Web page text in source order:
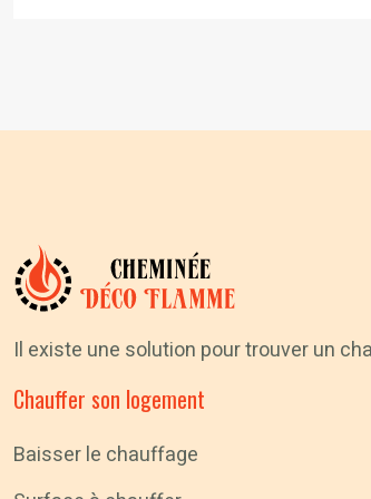
Il existe une solution pour trouver un
Chauffer son logement
Baisser le chauffage